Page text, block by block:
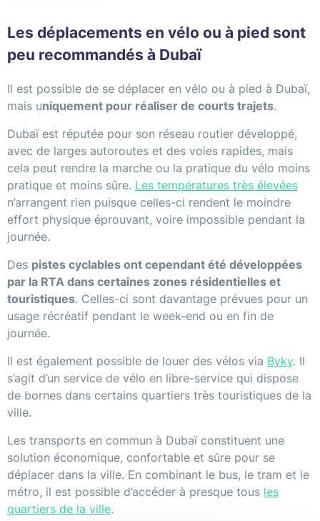
Les déplacements en vélo ou à pied sont
peu recommandés à Dubaï
Il est possible de se déplacer en vélo ou à pied à Dubaï,
mais uniquement pour réaliser de courts trajets.
Dubaï est réputée pour son réseau routier développé,
avec de larges autoroutes et des voies rapides, mais
cela peut rendre la marche ou la pratique du vélo moins
pratique et moins sûre. Les températures très élevées
n’arrangent rien puisque celles-ci rendent le moindre
effort physique éprouvant, voire impossible pendant la
journée.
Des pistes cyclables ont cependant été développées
par la RTA dans certaines zones résidentielles et
touristiques. Celles-ci sont davantage prévues pour un
usage récréatif pendant le week-end ou en fin de
journée.
Il est également possible de louer des vélos via Byky. Il
s’agit d’un service de vélo en libre-service qui dispose
de bornes dans certains quartiers très touristiques de la
ville.
Les transports en commun à Dubaï constituent une
solution économique, confortable et sûre pour se
déplacer dans la ville. En combinant le bus, le tram et le
métro, il est possible d’accéder à presque tous les
quartiers de la ville.